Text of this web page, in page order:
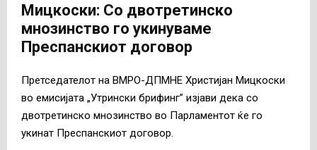
Мицкоски: Со двотретинско
мнозинство го укинуваме
Преспанскиот договор
Претседателот на ВМРО-ДПМНЕ Христијан Мицкоски
во емисијата „Утрински брифинг” изјави дека со
двотретинско мнозинство во Парламентот ќе го
укинат Преспанскиот договор.